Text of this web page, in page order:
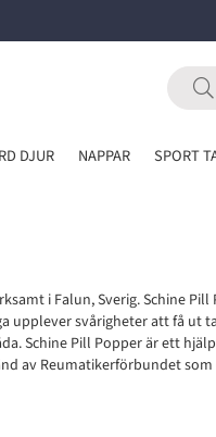
DJUR NAPPAR SPORT
i Falun, Sverig.Schine
upplever svårigheter att få ut
Schine Pill Popper är ett
av Reumatikerförbundet